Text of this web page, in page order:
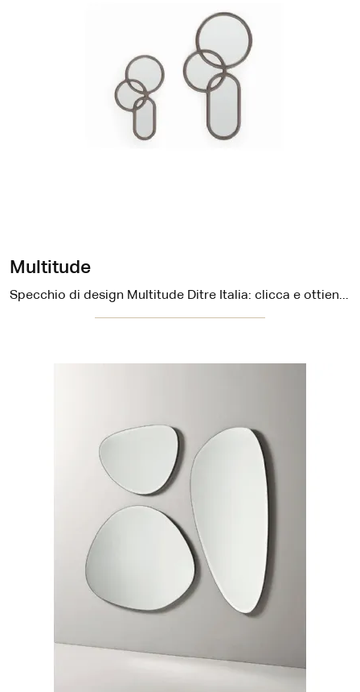
Multitude
Specchio di design Multitude Ditre Italia: clicca e ottieni informazioni sui Complementi e specchi design in metallo del noto e rinomato brand!